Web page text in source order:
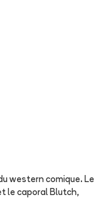
western comique. Le
le caporal Blutch,